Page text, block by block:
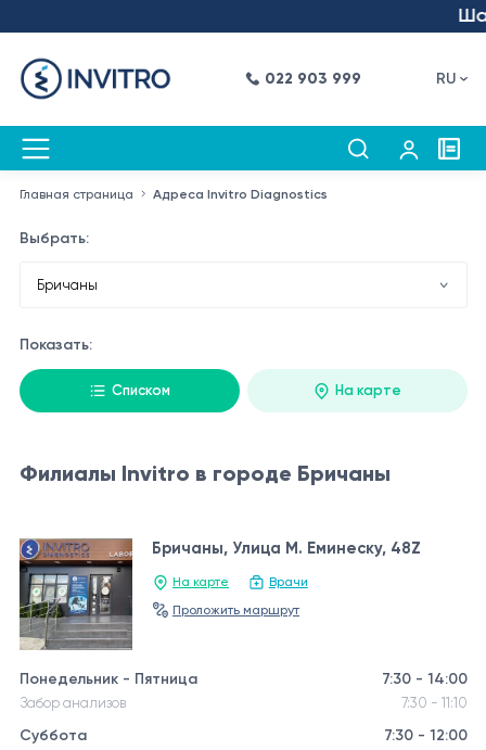
022 903 999 RU
Главная страница Адреса Invitro Diagnostics
Выбрать:
Показать:
Списком На карте
Филиалы Invitro в городе Бричаны
Бричаны, Улица М. Еминеску, 48Z
На карте
Врачи
Проложить маршрут
Понедельник - Пятница 7:30 - 14:00
Забор анализов 7:30 - 11:10
Суббота 7:30 - 12:00